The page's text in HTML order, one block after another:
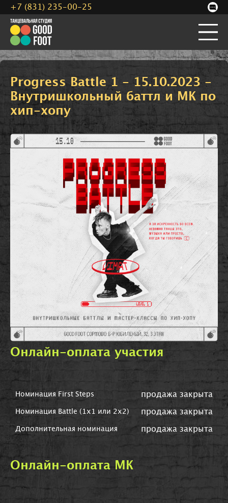
Progress Battle 1 - 15.10.2023 -
Внутришкольный баттл и МК по
хип-хопу
Онлайн-оплата участия
Номинация First Steps продажа закрыта
Номинация Battle (1х1 или 2х2) продажа закрыта
Дополнительная номинация продажа закрыта
Онлайн-оплата МК
+7 (831) 235-00-25